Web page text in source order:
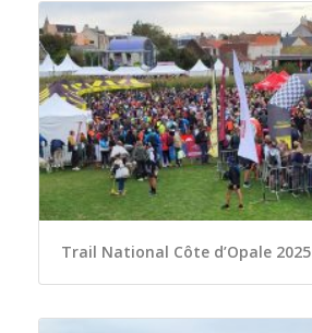
Trail National Côte d’Opale 2025